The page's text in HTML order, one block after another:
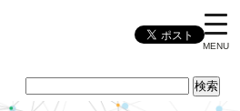
MENU